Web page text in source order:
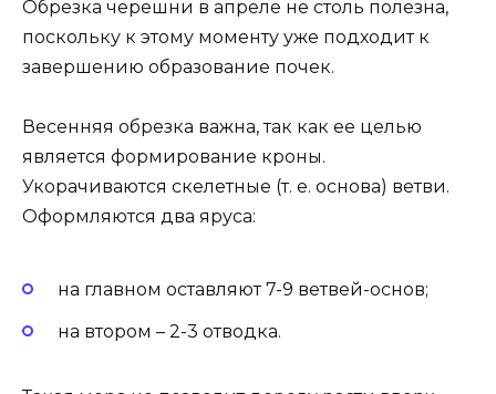
Обрезка черешни в апреле не столь полезна,
поскольку к этому моменту уже подходит к
завершению образование почек.
Весенняя обрезка важна, так как ее целью
является формирование кроны.
Укорачиваются скелетные (т. е. основа) ветви.
Оформляются два яруса:
на главном оставляют 7-9 ветвей-основ;
на втором – 2-3 отводка.